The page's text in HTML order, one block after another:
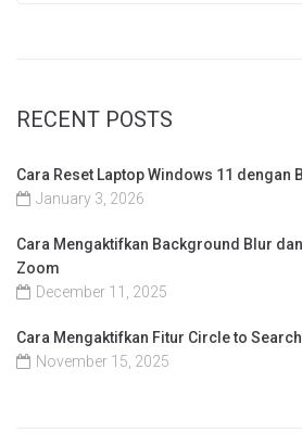
RECENT POSTS
Cara Reset Laptop Windows 11 dengan
January 3, 2026
Cara Mengaktifkan Background Blur
Zoom
December 11, 2025
Cara Mengaktifkan Fitur Circle to
November 15, 2025